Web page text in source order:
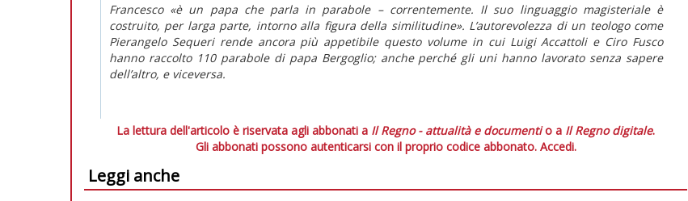
Francesco «è un papa che parla in parabole – correntemente. Il suo linguaggio magisteriale è
costruito, per larga parte, intorno alla figura della similitudine». L’autorevolezza di un teologo come
Pierangelo Sequeri rende ancora più appetibile questo volume in cui Luigi Accattoli e Ciro Fusco
hanno raccolto 110 parabole di papa Bergoglio; anche perché gli uni hanno lavorato senza sapere
dell’altro, e viceversa.
La lettura dell'articolo è riservata agli abbonati a Il Regno - attualità e documentio a Il Regno digitale.
Gli abbonati possono autenticarsi con il proprio codice abbonato. Accedi.
Leggi anche